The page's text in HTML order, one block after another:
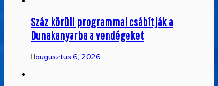
Száz körüli programmal csábítják a
Dunakanyarba a vendégeket
augusztus 6, 2026